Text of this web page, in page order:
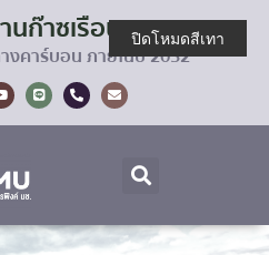
ก๊าซเรือนกระจก
งคาร์บอน ภายในปี 2032"
ปิดโหมดสีเทา